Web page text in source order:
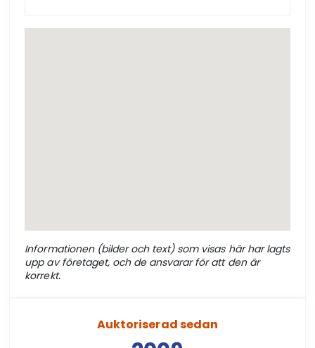
Informationen (bilder och text) som visas här har lagts
upp av företaget, och de ansvarar för att den är
korrekt.
Auktoriserad sedan